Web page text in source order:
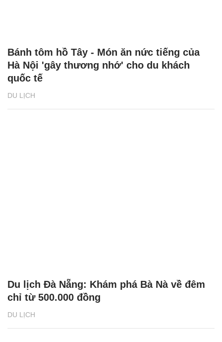
DU LỊCH
Bánh tôm hồ Tây - Món ăn nức tiếng của
Hà Nội 'gây thương nhớ' cho du khách
quốc tế
DU LỊCH
Du lịch Đà Nẵng: Khám phá Bà Nà về đêm
chỉ từ 500.000 đồng